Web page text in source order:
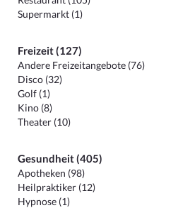
Supermarkt (1)
Freizeit (127)
Andere Freizeitangebote (76)
Disco (32)
Golf (1)
Kino (8)
Theater (10)
Gesundheit (405)
Apotheken (98)
Heilpraktiker (12)
Hypnose (1)